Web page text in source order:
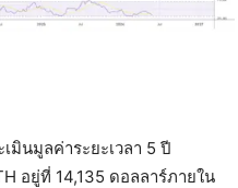
มินมูลค่าระยะเวลา 5 ปี
อยู่ที่ 14,135 ดอลลาร์ภายใน